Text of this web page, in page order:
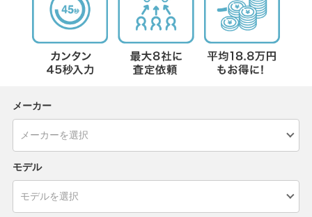
メーカー
モデル